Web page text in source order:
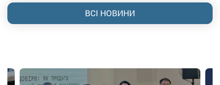
ВСІ НОВИНИ